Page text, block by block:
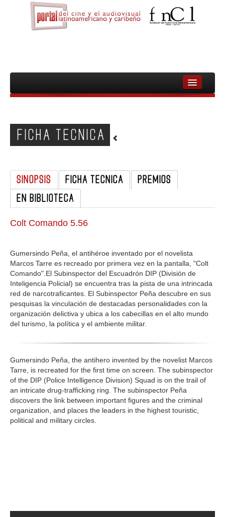
INICIO
PELICULAS
DOCUMENTALES
MUJERES
AUDIOVISUAL INDIGENA Y COMUNITARIO
FICHA TECNICA
SINOPSIS FICHA TECNICA
PREMIOS
EN BIBLIOTECA
Colt Comando 5.56
Gumersindo Peña, el antihéroe inventado por el novelista
Marcos Tarre es recreado por primera vez en la pantalla, "Colt
Comando".El Subinspector del Escuadrón DIP (División de
Inteligencia Policial) se encuentra tras la pista de una intrincada
red de narcotraficantes. El Subinspector Peña descubre en sus
pesquisas la vinculación de destacadas personalidades con la
organización delictiva y ubica a los cabecillas en el alto mundo
del turismo, la política y el ambiente militar.
Gumersindo Peña, the antihero invented by the novelist Marcos
Tarre, is recreated for the first time on screen. The subinspector
of the DIP (Police Intelligence Division) Squad is on the trail of
an intricate drug-trafficking ring. The subinspector Peña
discovers the link between important figures and the criminal
organization, and places the leaders in the highest touristic,
political and military circles.